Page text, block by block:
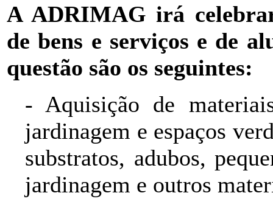
A ADRIMAG irá
de bens e serviços e de
questão são os seguintes:
- Aquisição de
jardinagem e espaços
substratos, adubos,
jardinagem e outros